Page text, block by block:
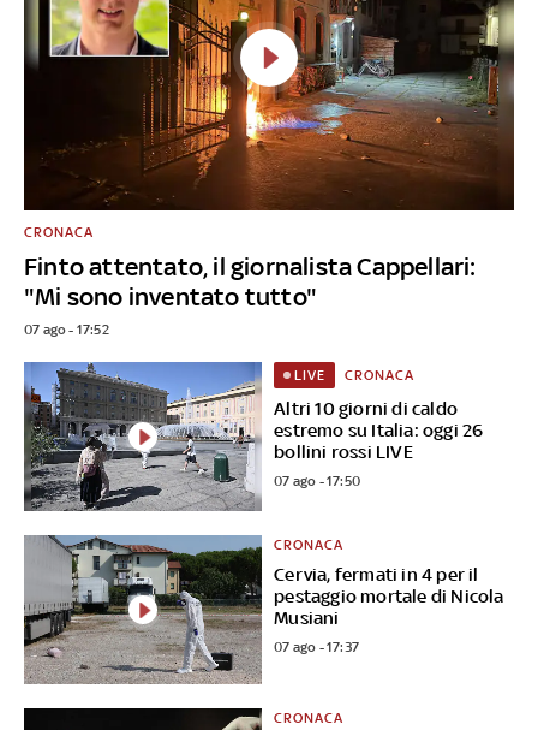
Finto attentato, il giornalista Cappellari:
"Mi sono inventato tutto"
CRONACA
07 ago - 17:52
Altri 10 giorni di caldo
estremo su Italia: oggi 26
bollini rossi LIVE
LIVE CRONACA
07 ago - 17:50
Cervia, fermati in 4 per il
pestaggio mortale di Nicola
Musiani
CRONACA
07 ago - 17:37
CRONACA